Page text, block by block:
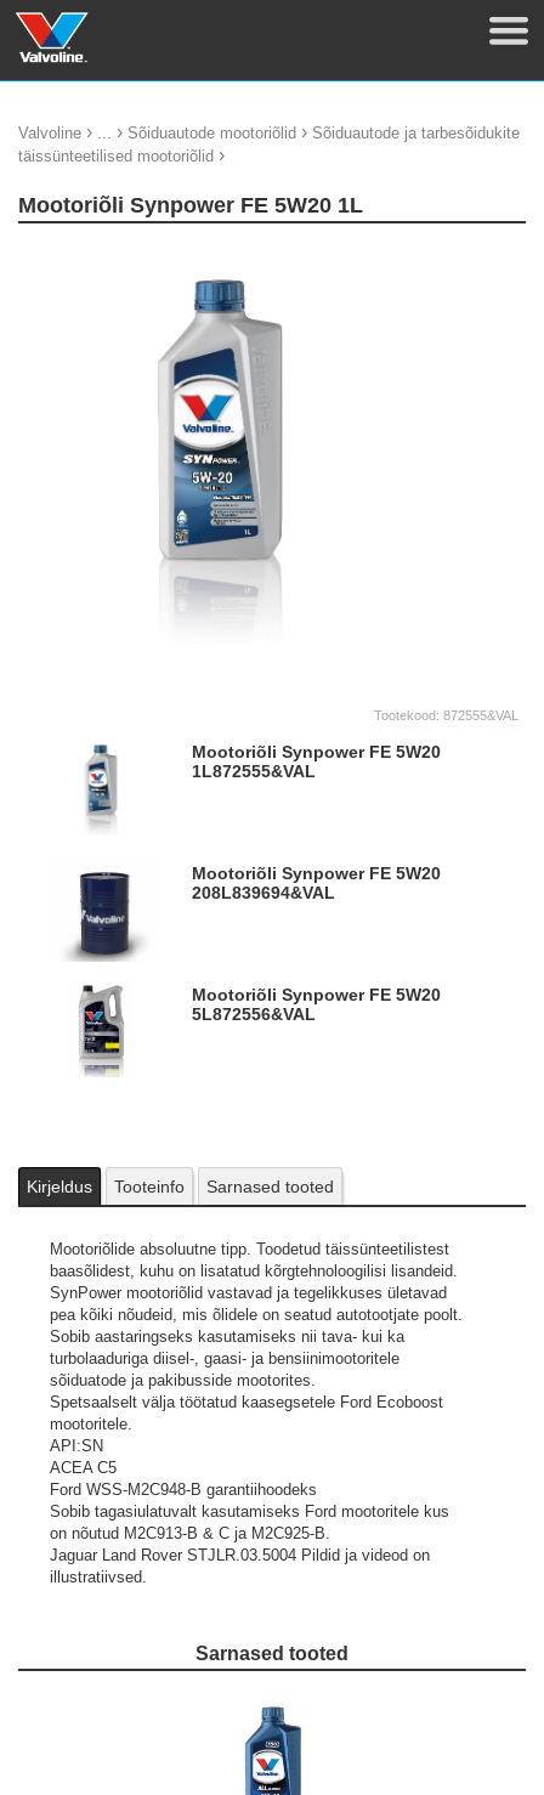
Valvoline › ... › Sõiduautode mootoriõlid › Sõiduautode ja tarbesõidukite
täissünteetilised mootoriõlid ›
Mootoriõli Synpower FE 5W20 1L
Tootekood: 872555&VAL
Mootoriõli Synpower FE 5W20
1L872555&VAL
Mootoriõli Synpower FE 5W20
208L839694&VAL
Mootoriõli Synpower FE 5W20
5L872556&VAL
Kirjeldus Tooteinfo Sarnased tooted
Mootoriõlide absoluutne tipp. Toodetud täissünteetilistest
baasõlidest, kuhu on lisatatud kõrgtehnoloogilisi lisandeid.
SynPower mootoriõlid vastavad ja tegelikkuses ületavad
pea kõiki nõudeid, mis õlidele on seatud autotootjate poolt.
Sobib aastaringseks kasutamiseks nii tava- kui ka
turbolaaduriga diisel-, gaasi- ja bensiinimootoritele
sõiduatode ja pakibusside mootorites.
Spetsaalselt välja töötatud kaasegsetele Ford Ecoboost
mootoritele.
API:SN
ACEA C5
Ford WSS-M2C948-B garantiihoodeks
Sobib tagasiulatuvalt kasutamiseks Ford mootoritele kus
on nõutud M2C913-B & C ja M2C925-B.
Jaguar Land Rover STJLR.03.5004 Pildid ja videod on
illustratiivsed.
Sarnased tooted